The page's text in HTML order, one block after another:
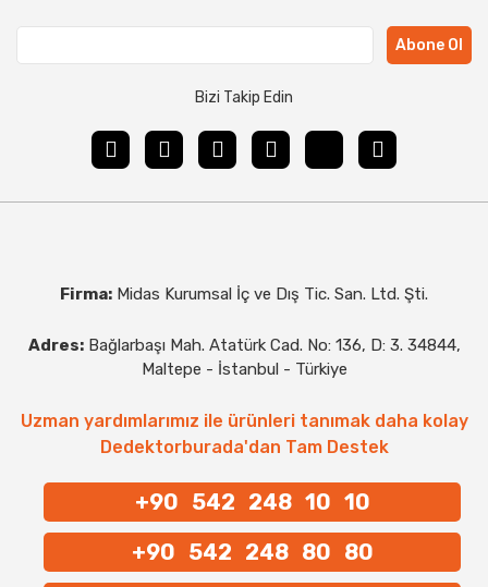
Abone Ol
Bizi Takip Edin
Firma: Midas Kurumsal İç ve Dış Tic. San. Ltd. Şti.
Adres: Bağlarbaşı Mah. Atatürk Cad. No: 136, D: 3. 34844,
Maltepe - İstanbul - Türkiye
Uzman yardımlarımız ile ürünleri tanımak daha kolay
Dedektorburada'dan Tam Destek
+90 542 248 10 10
+90 542 248 80 80